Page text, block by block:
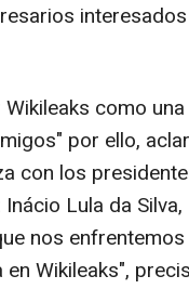
como una
por ello,
con los
Lula da Silva,
nos
Wikileaks",